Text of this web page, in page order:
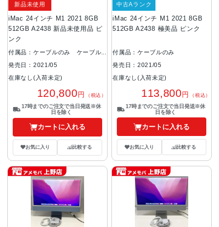
iMac 24インチ M1 2021 8GB
512GB A2438 新品未使用品 ピ
ンク
新品未使用
付属品：ケーブルのみ ケーブル
は中古品となります。
発売日：2021/05
在庫なし(入荷未定)
120,800円 （税込）
17時までのご注文で当日発送※休
日を除く
カートに入れる
お気に入り 比較する
iMac 24インチ M1 2021 8GB
512GB A2438 極美品 ピンク
中古Aランク
付属品：ケーブルのみ
発売日：2021/05
在庫なし(入荷未定)
113,800円 （税込）
17時までのご注文で当日発送※休
日を除く
カートに入れる
お気に入り 比較する